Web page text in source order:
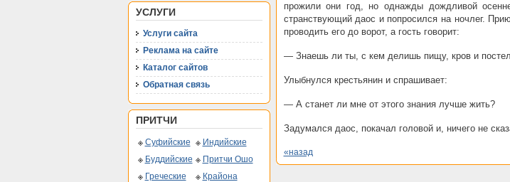
УСЛУГИ
Услуги сайта
Реклама на сайте
Каталог сайтов
Обратная связь
ПРИТЧИ
Суфийские
Индийские
Буддийские
Притчи Ошо
Греческие
Крайона
прожили они год, но однажды дождливой
странствующий даос и попросился на ночлег.
проводить его до ворот, а гость говорит:
— Знаешь ли ты, с кем делишь пищу, кров и
Улыбнулся крестьянин и спрашивает:
— А станет ли мне от этого знания лучше жить?
Задумался даос, покачал головой и, ничего не
«назад